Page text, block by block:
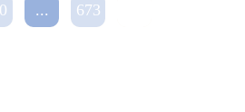
... 673